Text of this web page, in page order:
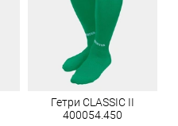
Гетри CLASSIC II
400054.450